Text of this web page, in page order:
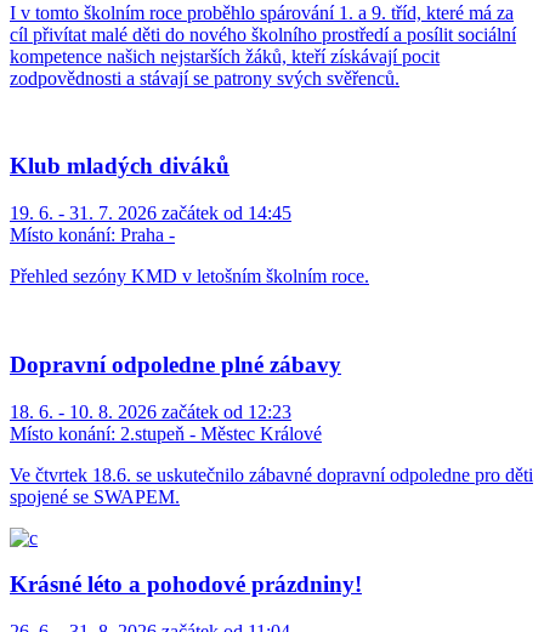
I v tomto školním roce proběhlo spárování 1. a 9. tříd, které má za
cíl přivítat malé děti do nového školního prostředí a posílit sociální
kompetence našich nejstarších žáků, kteří získávají pocit
zodpovědnosti a stávají se patrony svých svěřenců.
Klub mladých diváků
19. 6. - 31. 7. 2026 začátek od 14:45
Místo konání: Praha -
Přehled sezóny KMD v letošním školním roce.
Dopravní odpoledne plné zábavy
18. 6. - 10. 8. 2026 začátek od 12:23
Místo konání: 2.stupeň - Městec Králové
Ve čtvrtek 18.6. se uskutečnilo zábavné dopravní odpoledne pro děti
spojené se SWAPEM.
Krásné léto a pohodové prázdniny!